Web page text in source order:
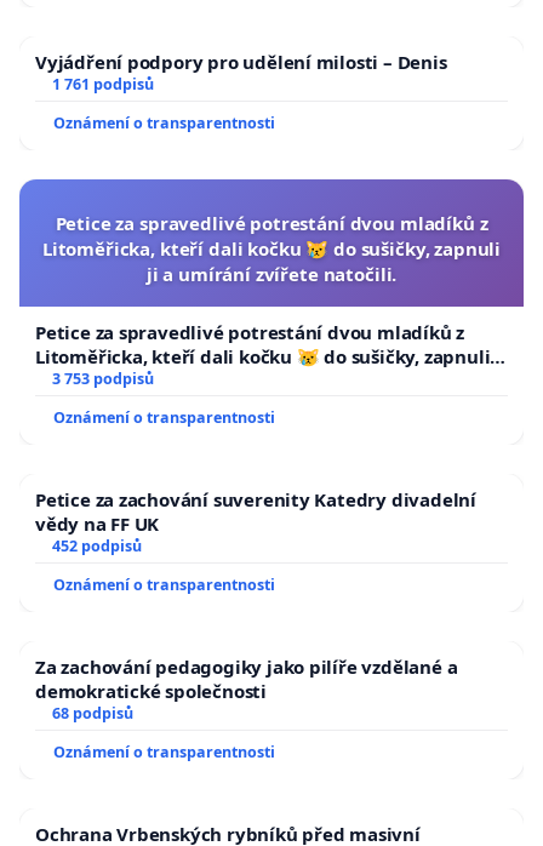
Vyjádření podpory pro udělení milosti – Denis
1 761 podpisů
Oznámení o transparentnosti
Petice za spravedlivé potrestání dvou mladíků z
Litoměřicka, kteří dali kočku 😿 do sušičky, zapnuli
ji a umírání zvířete natočili.
Petice za spravedlivé potrestání dvou mladíků z
Litoměřicka, kteří dali kočku 😿 do sušičky, zapnuli ji
a umírání zvířete natočili.
3 753 podpisů
Oznámení o transparentnosti
Petice za zachování suverenity Katedry divadelní
vědy na FF UK
452 podpisů
Oznámení o transparentnosti
Za zachování pedagogiky jako pilíře vzdělané a
demokratické společnosti
68 podpisů
Oznámení o transparentnosti
Ochrana Vrbenských rybníků před masivní